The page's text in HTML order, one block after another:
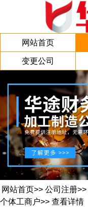
网站首页
变更公司
网站首页>> 公司注册>>
个体工商户>> 查看详情